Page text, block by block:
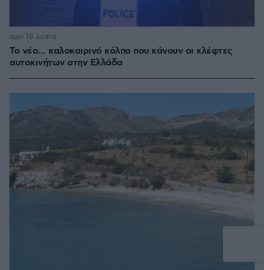
Το νέο... καλοκαιρινό κόλπο που κάνουν οι κλέφτες
αυτοκινήτων στην Ελλάδα
πριν 18 λεπτά